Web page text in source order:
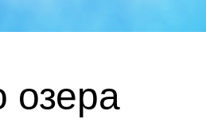
озера